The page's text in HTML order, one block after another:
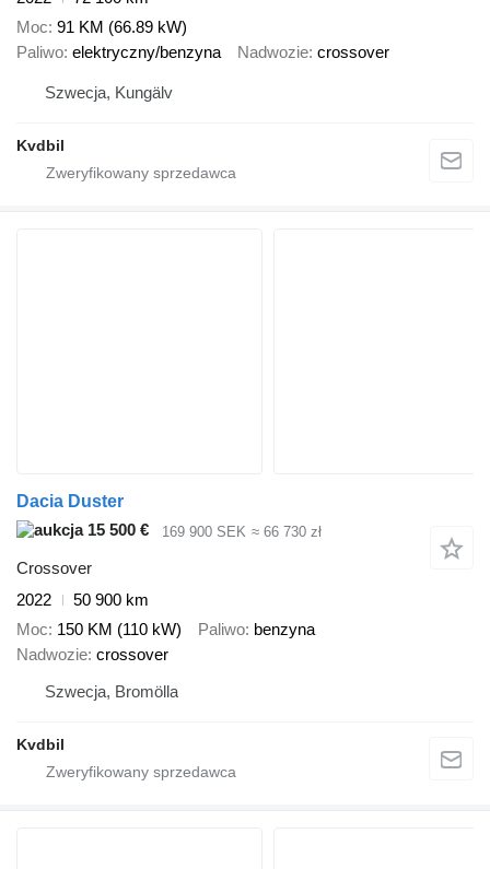
Moc 91 KM (66.89 kW)
Paliwo elektryczny/benzyna Nadwozie crossover
Szwecja, Kungälv
Kvdbil
Dacia Duster
15 500 €
169 900 SEK ≈ 66 730 zł
Crossover
2022
50 900 km
Moc 150 KM (110 kW) Paliwo benzyna
Nadwozie crossover
Szwecja, Bromölla
Kvdbil